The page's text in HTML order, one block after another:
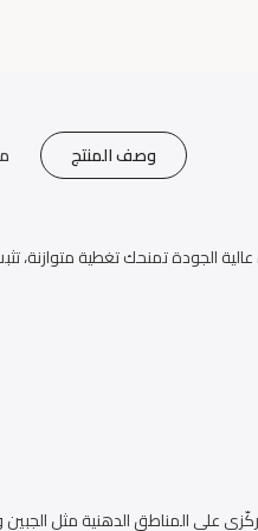
وصف المنتج
عالية الجودة تمنحك تغطية متوازنة،
على المناطق الدهنية مثل الجبين